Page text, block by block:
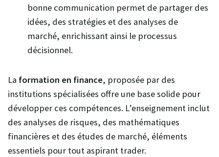
bonne communication permet de partager des
idées, des stratégies et des analyses de
marché, enrichissant ainsi le processus
décisionnel.
La formation en finance, proposée par des
institutions spécialisées offre une base solide pour
développer ces compétences. L’enseignement inclut
des analyses de risques, des mathématiques
financières et des études de marché, éléments
essentiels pour tout aspirant trader.